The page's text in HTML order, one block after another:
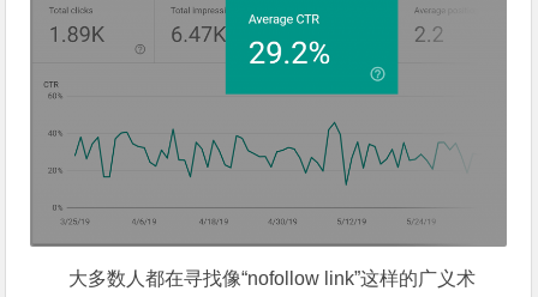
大多数人都在寻找像“nofollow link”这样的广义术